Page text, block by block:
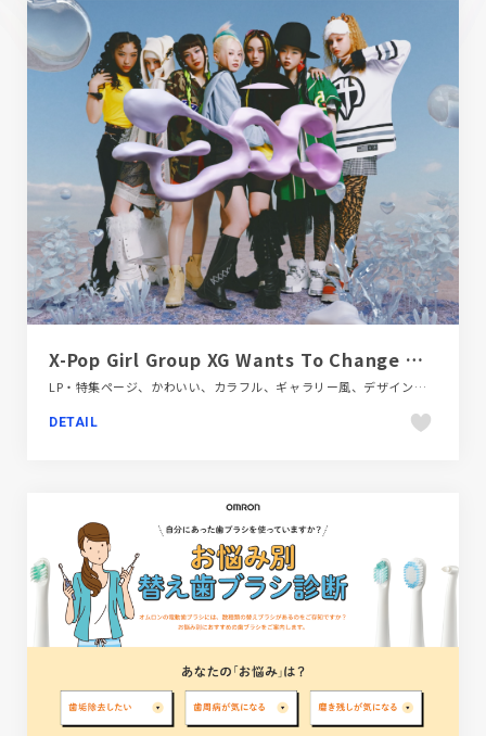
X-Pop Girl Group XG Wants To Change Music Forever | Hypebae
LP・特集ページ、かわいい、カラフル、ギャラリー風、デザイン・アート・音楽・文芸、ファッション・ビューティー、ポップ、大きめ写真
DETAIL